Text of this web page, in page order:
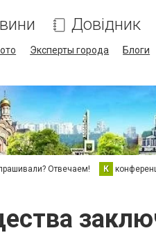
Довідник
Эксперты города Блоги
Отвечаем! К